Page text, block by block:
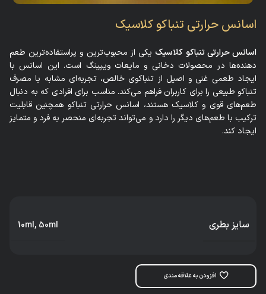
اسانس حرارتی تنباکو کلاسیک
اسانس حرارتی تنباکو کلاسیک یکی از محبوب‌ترین و پراستفاده‌ترین طعم‌
دهنده‌ها در محصولات دخانی و مایعات ویپینگ است. این اسانس با
ایجاد طعمی غنی و اصیل از تنباکوی خالص، تجربه‌ای مشابه با مصرف
تنباکو طبیعی را برای کاربران فراهم می‌کند. مناسب برای افرادی که به دنبال
طعم‌های قوی و کلاسیک هستند، اسانس حرارتی تنباکو همچنین قابلیت
ترکیب با طعم‌های دیگر را دارد و می‌تواند تجربه‌ای منحصر به فرد و متمایز
ایجاد کند.
سایز بطری 10ml, 50ml
افزودن به علاقه مندی